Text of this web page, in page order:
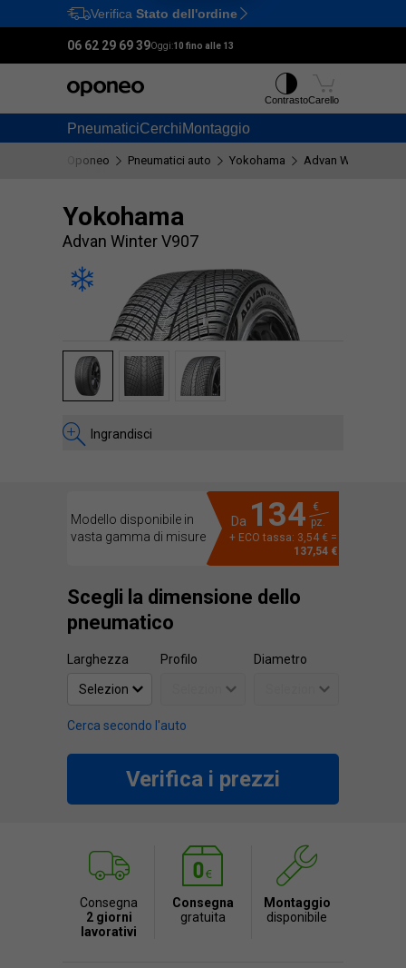
Ctrl M
Verifica Stato dell'ordine
06 62 29 69 39Oggi:10 fino alle 13
PneumaticiCerchiMontaggio
ContrastoCarello
Oponeo Pneumatici auto Yokohama Advan Winter V907
Yokohama
Advan Winter V907
Ingrandisci
Modello disponibile in
vasta gamma di misure
Da 134
€
pz.
+ ECO tassa: 3,54 € =
137,54 €
Scegli la dimensione dello
pneumatico
Larghezza Profilo Diametro
Cerca secondo l'auto
Verifica i prezzi
Consegna
2 giorni
lavorativi
Consegna
gratuita
Montaggio
disponibile